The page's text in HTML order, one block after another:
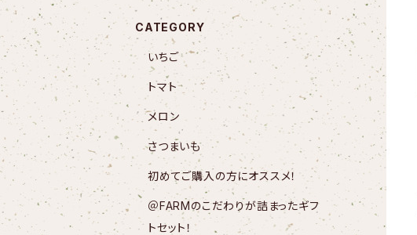
CATEGORY
いちご
トマト
メロン
さつまいも
初めてご購入の方にオススメ！
＠FARMのこだわりが詰まったギフ
トセット！